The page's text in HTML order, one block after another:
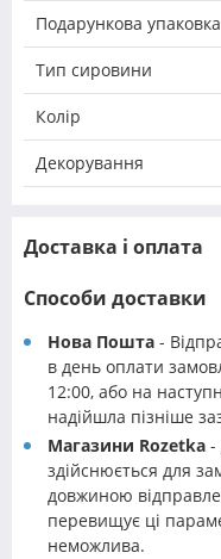
Подарункова упаковка
Тип сировини
Колір
Декорування
Доставка і оплата
Способи доставки
Нова Пошта -
в день оплати
12:00, або на
надійшла пізніше
Магазини Rozetka -
здійснюється для
довжиною
перевищує ці
неможлива.